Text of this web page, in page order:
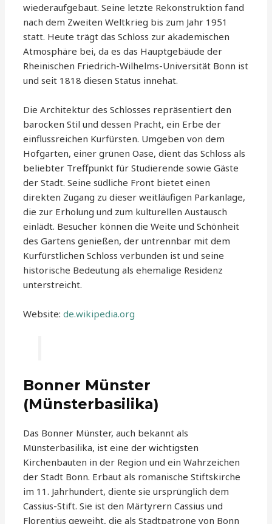
wiederaufgebaut. Seine letzte Rekonstruktion fand
nach dem Zweiten Weltkrieg bis zum Jahr 1951
statt. Heute trägt das Schloss zur akademischen
Atmosphäre bei, da es das Hauptgebäude der
Rheinischen Friedrich-Wilhelms-Universität Bonn ist
und seit 1818 diesen Status innehat.
Die Architektur des Schlosses repräsentiert den
barocken Stil und dessen Pracht, ein Erbe der
einflussreichen Kurfürsten. Umgeben von dem
Hofgarten, einer grünen Oase, dient das Schloss als
beliebter Treffpunkt für Studierende sowie Gäste
der Stadt. Seine südliche Front bietet einen
direkten Zugang zu dieser weitläufigen Parkanlage,
die zur Erholung und zum kulturellen Austausch
einlädt. Besucher können die Weite und Schönheit
des Gartens genießen, der untrennbar mit dem
Kurfürstlichen Schloss verbunden ist und seine
historische Bedeutung als ehemalige Residenz
unterstreicht.
Website:de.wikipedia.org
Bonner Münster
(Münsterbasilika)
Das Bonner Münster, auch bekannt als
Münsterbasilika, ist eine der wichtigsten
Kirchenbauten in der Region und ein Wahrzeichen
der Stadt Bonn. Erbaut als romanische Stiftskirche
im 11. Jahrhundert, diente sie ursprünglich dem
Cassius-Stift. Sie ist den Märtyrern Cassius und
Florentius geweiht, die als Stadtpatrone von Bonn